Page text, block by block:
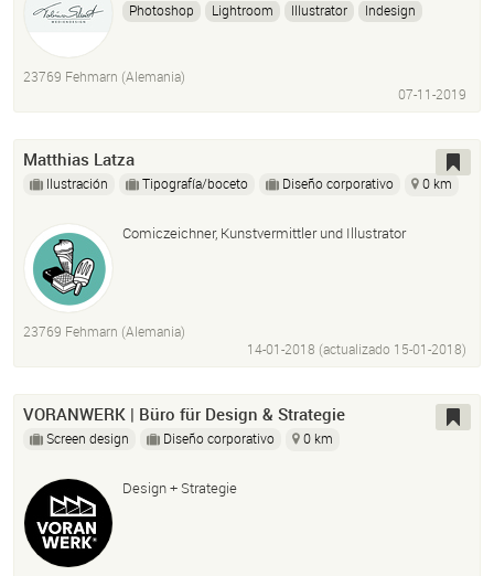
Photoshop Lightroom Illustrator
Indesign
23769 Fehmarn (Alemania)
07-11-2019
Matthias Latza
Ilustración Tipografía/boceto Diseño corporativo 0 km
Comiczeichner, Kunstvermittler und Illustrator
23769 Fehmarn (Alemania)
14-01-2018 (actualizado 15-01-2018)
VORANWERK | Büro für Design & Strategie
Screen design Diseño corporativo 0 km
Design + Strategie